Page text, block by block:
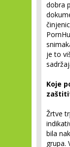
dobra
je to
Koje
Žrtve
bila
grupa.